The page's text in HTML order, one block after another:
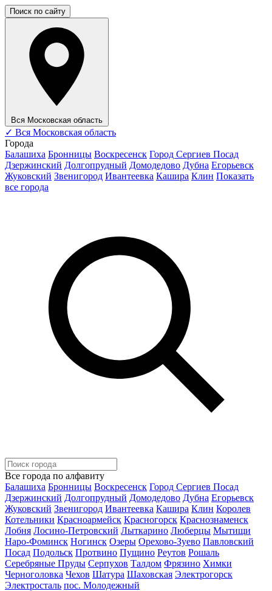
Поиск по сайту
Вся Московская область
✓ Вся Московская область
Города
Балашиха Бронницы Воскресенск Город Сергиев Посад
Дзержинский Долгопрудный Домодедово Дубна Егорьевск
Жуковский Звенигород Ивантеевка Кашира Клин Показать
все города
Все города по алфавиту
Балашиха Бронницы Воскресенск Город Сергиев Посад
Дзержинский Долгопрудный Домодедово Дубна Егорьевск
Жуковский Звенигород Ивантеевка Кашира Клин Королев
Котельники Красноармейск Красногорск Краснознаменск
Лобня Лосино-Петровский Лыткарино Люберцы Мытищи
Наро-Фоминск Ногинск Озеры Орехово-Зуево Павловский
Посад Подольск Протвино Пущино Реутов Рошаль
Серебряные Пруды Серпухов Талдом Фрязино Химки
Черноголовка Чехов Шатура Шаховская Электрогорск
Электросталь пос. Молодежный